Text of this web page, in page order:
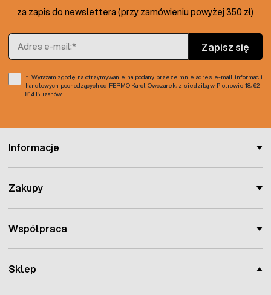
Sklep
Informacje
Zakupy
Współpraca
za zapis do newslettera (przy zamówieniu powyżej 350 zł)
Adres e-mail
Zapisz się
Wyrażam zgodę na otrzymywanie na podany przeze mnie adres e-mail informacji
handlowych pochodzących od FERMO Karol Owczarek, z siedzibą w Piotrowie 18, 62-
814 Blizanów.